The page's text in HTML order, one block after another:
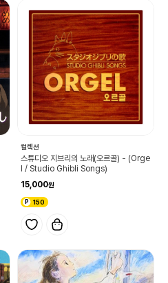
컬렉션
스튜디오 지브리의 노래(오르골) - (Orge
l / Studio Ghibli Songs)
15,000
150